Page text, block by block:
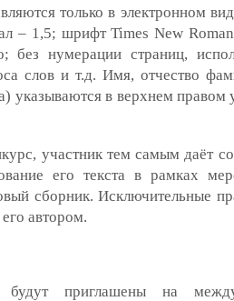
только в электронном
– 1,5; шрифт Times New
без нумерации страниц,
слов и т.д. Имя, отчество
указываются в верхнем правом
участник тем самым даёт
его текста в рамках
сборник. Исключительные
автором.
будут приглашены на